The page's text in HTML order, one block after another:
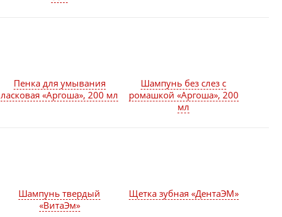
Пенка для умывания
ласковая «Аргоша», 200 мл
Шампунь без слез с
ромашкой «Аргоша», 200
мл
Шампунь твердый
«ВитаЭм»
Щетка зубная «ДентаЭМ»